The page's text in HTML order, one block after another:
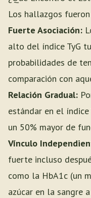
Los hallazgos
Fuerte Asociación:
alto del índice TyG
probabilidades de
comparación con
Relación Gradual:
estándar en el índice
un 50% mayor de
Vínculo
fuerte incluso
como la HbA1c (un
azúcar en la sangre